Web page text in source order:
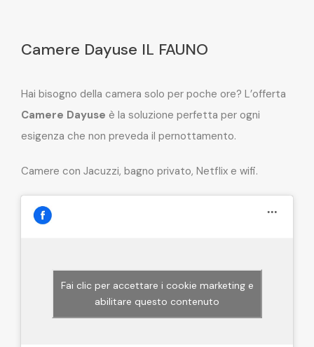
Camere Dayuse IL FAUNO
Hai bisogno della camera solo per poche ore? L’offerta
Camere Dayuse è la soluzione perfetta per ogni
esigenza che non preveda il pernottamento.
Camere con Jacuzzi, bagno privato, Netflix e wifi.
Fai clic per accettare i cookie marketing e
abilitare questo contenuto